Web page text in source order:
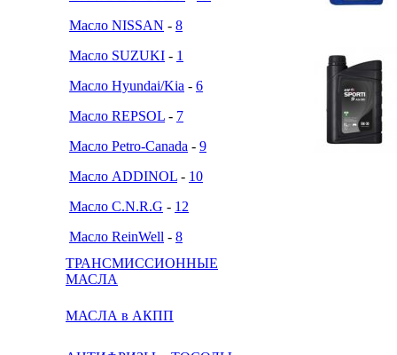
Масло NISSAN - 8
Масло SUZUKI - 1
Масло Hyundai/Kia - 6
Масло REPSOL - 7
Масло Petro-Canada - 9
Масло ADDINOL - 10
Масло C.N.R.G - 12
Масло ReinWell - 8
ТРАНСМИССИОННЫЕ
МАСЛА
МАСЛА в АКПП